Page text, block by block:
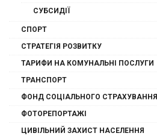
СУБСИДІЇ
СПОРТ
СТРАТЕГІЯ РОЗВИТКУ
ТАРИФИ НА КОМУНАЛЬНІ ПОСЛУГИ
ТРАНСПОРТ
ФОНД СОЦІАЛЬНОГО СТРАХУВАННЯ
ФОТОРЕПОРТАЖІ
ЦИВІЛЬНИЙ ЗАХИСТ НАСЕЛЕННЯ